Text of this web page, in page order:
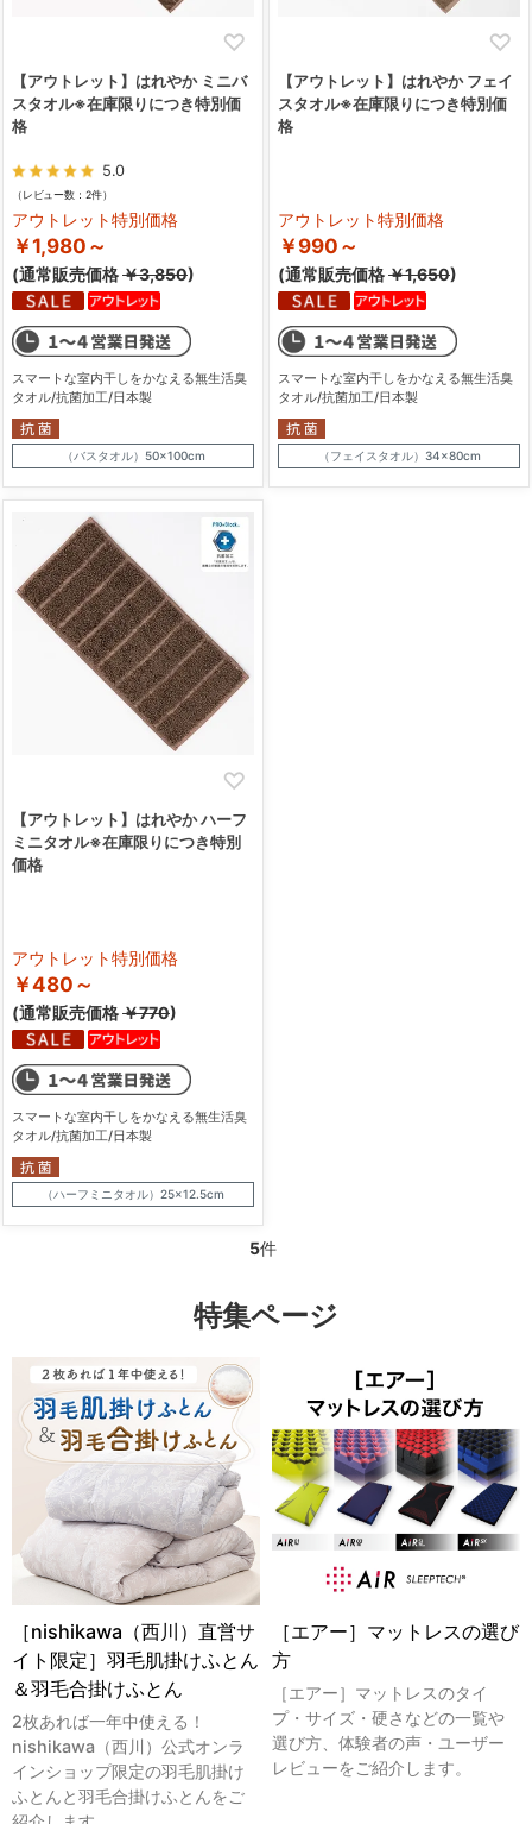
【アウトレット】はれやか ミニバ
スタオル※在庫限りにつき特別価
格
5.0
（レビュー数：2件）
アウトレット特別価格
￥1,980～
(通常販売価格￥3,850)
スマートな室内干しをかなえる無生活臭
タオル/抗菌加工/日本製
（バスタオル）50×100cm
【アウトレット】はれやか フェイ
スタオル※在庫限りにつき特別価
格
アウトレット特別価格
￥990～
(通常販売価格￥1,650)
スマートな室内干しをかなえる無生活臭
タオル/抗菌加工/日本製
（フェイスタオル）34×80cm
【アウトレット】はれやか ハーフ
ミニタオル※在庫限りにつき特別
価格
アウトレット特別価格
￥480～
(通常販売価格￥770)
スマートな室内干しをかなえる無生活臭
タオル/抗菌加工/日本製
（ハーフミニタオル）25×12.5cm
5件
特集ページ
［nishikawa（西川）直営サ
イト限定］羽毛肌掛けふとん
＆羽毛合掛けふとん
2枚あれば一年中使える！
nishikawa（西川）公式オンラ
インショップ限定の羽毛肌掛け
ふとんと羽毛合掛けふとんをご
［エアー］マットレスの選び
方
［エアー］マットレスのタイ
プ・サイズ・硬さなどの一覧や
選び方、体験者の声・ユーザー
レビューをご紹介します。